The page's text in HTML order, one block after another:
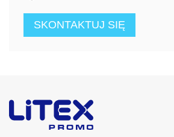
SKONTAKTUJ SIĘ